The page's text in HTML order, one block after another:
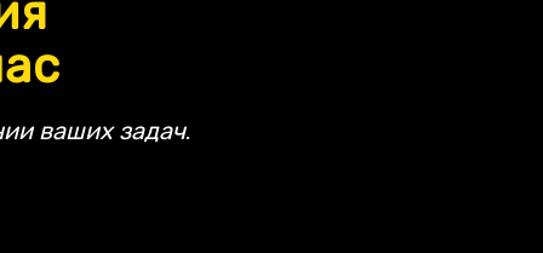
ваших задач.